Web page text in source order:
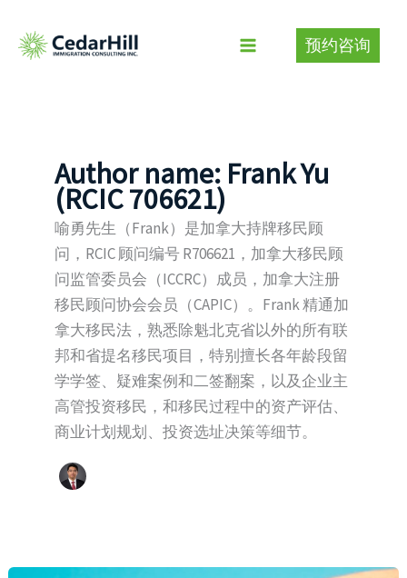
content
预约咨询
Author name: Frank Yu
(RCIC 706621)
喻勇先生（Frank）是加拿大持牌移民顾
问，RCIC 顾问编号 R706621，加拿大移民顾
问监管委员会（ICCRC）成员，加拿大注册
移民顾问协会会员（CAPIC）。Frank 精通加
拿大移民法，熟悉除魁北克省以外的所有联
邦和省提名移民项目，特别擅长各年龄段留
学学签、疑难案例和二签翻案，以及企业主
高管投资移民，和移民过程中的资产评估、
商业计划规划、投资选址决策等细节。